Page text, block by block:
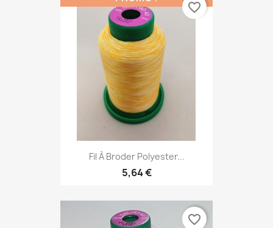
Fil À Broder Polyester...
5,64 €
favorite_border
favorite_border